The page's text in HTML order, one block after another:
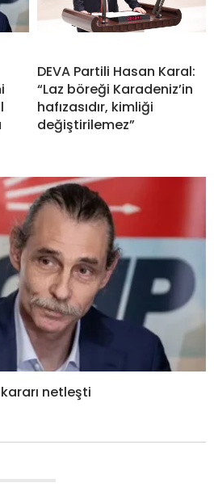
DEVA Partili Hasan Karal:
“Laz böreği Karadeniz’in
hafızasıdır, kimliği
değiştirilemez”
netleşti